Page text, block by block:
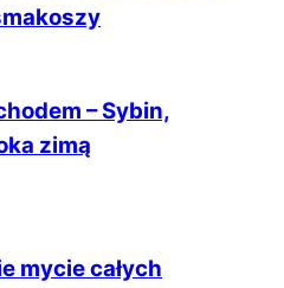
– Sybin,
zimą
mycie całych